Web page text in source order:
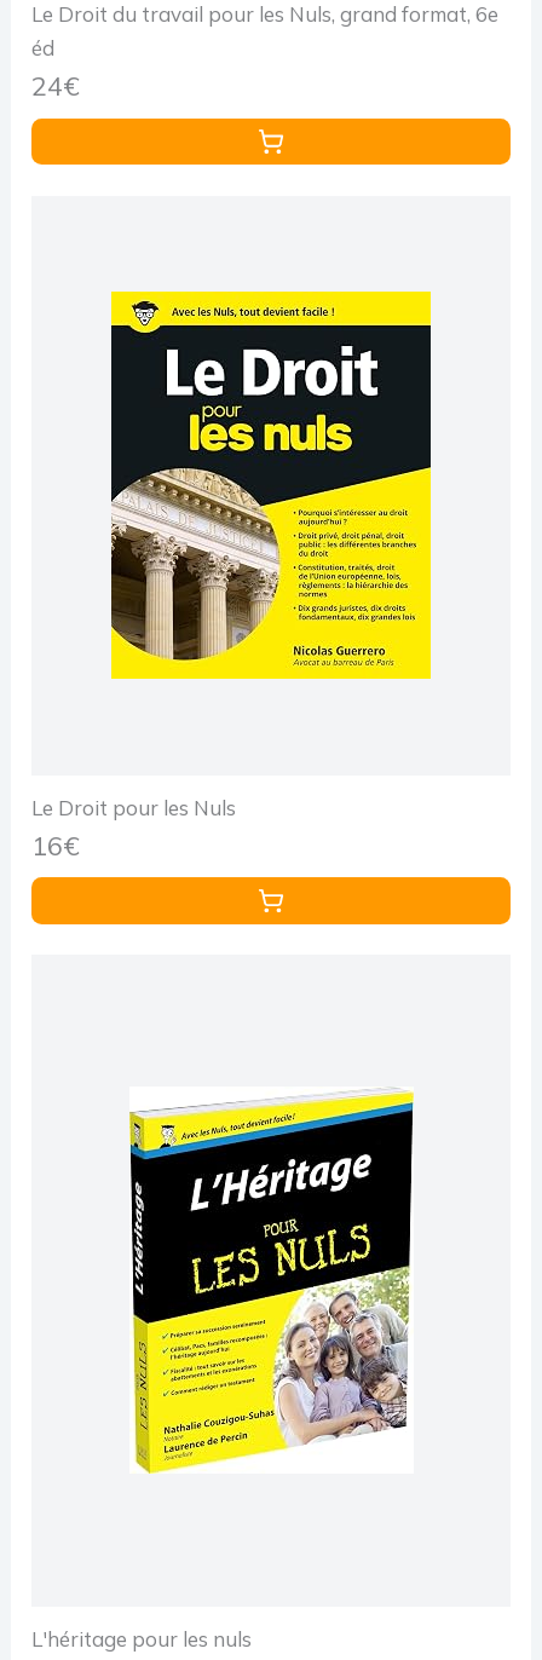
Le Droit du travail pour les Nuls, grand format, 6e
éd
24€
Le Droit pour les Nuls
16€
L'héritage pour les nuls